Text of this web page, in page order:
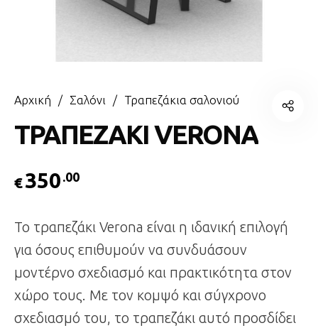
Αρχική / Σαλόνι / Τραπεζάκια σαλονιού
ΤΡΑΠΕΖΑΚΙ VERONA
€350 .00
Το τραπεζάκι Verona είναι η ιδανική επιλογή
για όσους επιθυμούν να συνδυάσουν
μοντέρνο σχεδιασμό και πρακτικότητα στον
χώρο τους. Με τον κομψό και σύγχρονο
σχεδιασμό του, το τραπεζάκι αυτό προσδίδει